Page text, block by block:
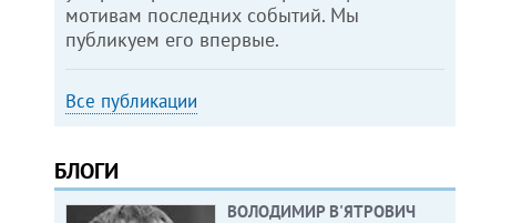
мотивам последних событий. Мы
публикуем его впервые.
Все публикации
БЛОГИ
ВОЛОДИМИР В'ЯТРОВИЧ